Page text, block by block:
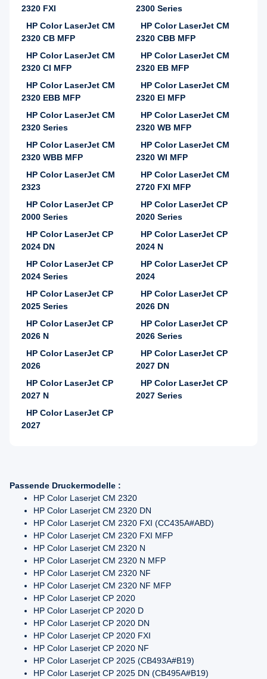
2320 FXI
2300 Series
HP Color LaserJet CM
2320 CB MFP
HP Color LaserJet CM
2320 CBB MFP
HP Color LaserJet CM
2320 CI MFP
HP Color LaserJet CM
2320 EB MFP
HP Color LaserJet CM
2320 EBB MFP
HP Color LaserJet CM
2320 EI MFP
HP Color LaserJet CM
2320 Series
HP Color LaserJet CM
2320 WB MFP
HP Color LaserJet CM
2320 WBB MFP
HP Color LaserJet CM
2320 WI MFP
HP Color LaserJet CM
2323
HP Color LaserJet CM
2720 FXI MFP
HP Color LaserJet CP
2000 Series
HP Color LaserJet CP
2020 Series
HP Color LaserJet CP
2024 DN
HP Color LaserJet CP
2024 N
HP Color LaserJet CP
2024 Series
HP Color LaserJet CP
2024
HP Color LaserJet CP
2025 Series
HP Color LaserJet CP
2026 DN
HP Color LaserJet CP
2026 N
HP Color LaserJet CP
2026 Series
HP Color LaserJet CP
2026
HP Color LaserJet CP
2027 DN
HP Color LaserJet CP
2027 N
HP Color LaserJet CP
2027 Series
HP Color LaserJet CP
2027
Passende Druckermodelle :
HP Color Laserjet CM 2320
HP Color Laserjet CM 2320 DN
HP Color Laserjet CM 2320 FXI (CC435A#ABD)
HP Color Laserjet CM 2320 FXI MFP
HP Color Laserjet CM 2320 N
HP Color Laserjet CM 2320 N MFP
HP Color Laserjet CM 2320 NF
HP Color Laserjet CM 2320 NF MFP
HP Color Laserjet CP 2020
HP Color Laserjet CP 2020 D
HP Color Laserjet CP 2020 DN
HP Color Laserjet CP 2020 FXI
HP Color Laserjet CP 2020 NF
HP Color Laserjet CP 2025 (CB493A#B19)
HP Color Laserjet CP 2025 DN (CB495A#B19)